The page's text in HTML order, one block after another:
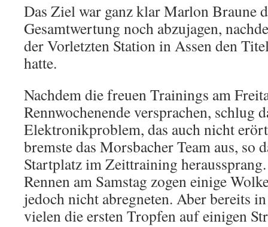
Das Ziel war ganz klar Marlon Braune
Gesamtwertung noch abzujagen,
der Vorletzten Station in Assen den
hatte.
Nachdem die freuen Trainings am
Rennwochenende versprachen, schlug
Elektronikproblem, das auch nicht
bremste das Morsbacher Team aus, so
Startplatz im Zeittraining
Rennen am Samstag zogen einige
jedoch nicht abregneten. Aber bereits
vielen die ersten Tropfen auf einigen